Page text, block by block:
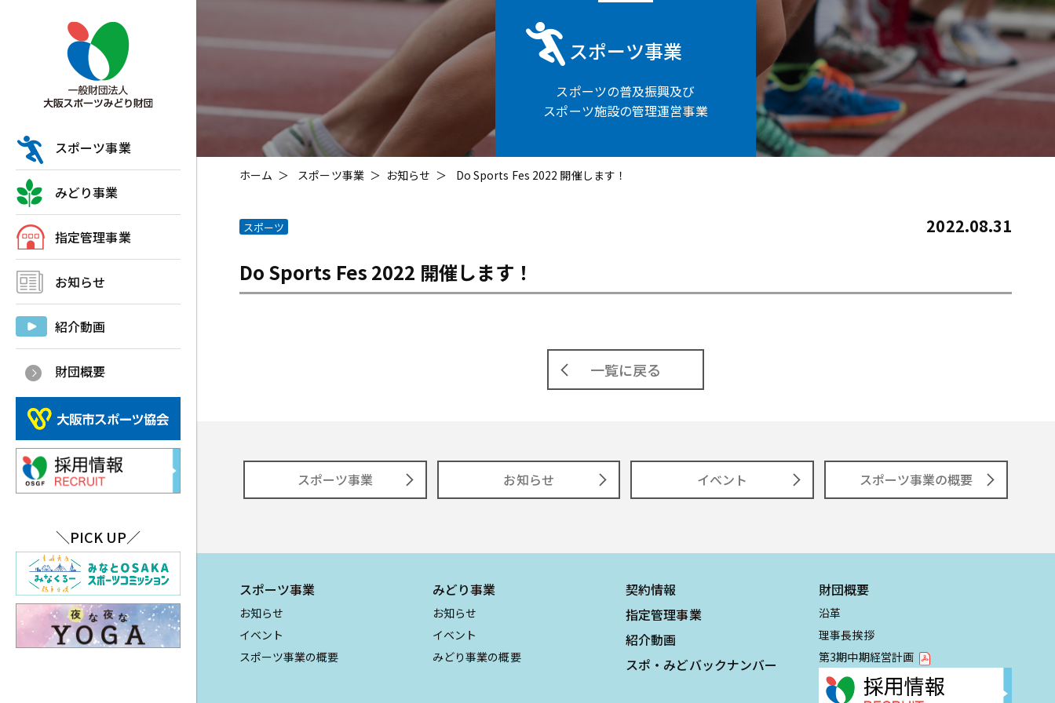
スポーツ事業
みどり事業
指定管理事業
お知らせ
紹介動画
財団概要
＼PICK UP／
スポーツ事業
スポーツの普及振興及び
スポーツ施設の管理運営事業
ホーム スポーツ事業 お知らせ Do Sports Fes 2022 開催します！
2022.08.31
スポーツ
Do Sports Fes 2022 開催します！
一覧に戻る
スポーツ事業 お知らせ イベント スポーツ事業の概要
スポーツ事業
お知らせ
イベント
スポーツ事業の概要
みどり事業
お知らせ
イベント
みどり事業の概要
契約情報
指定管理事業
紹介動画
スポ・みどバックナンバー
財団概要
沿革
理事長挨拶
第3期中期経営計画